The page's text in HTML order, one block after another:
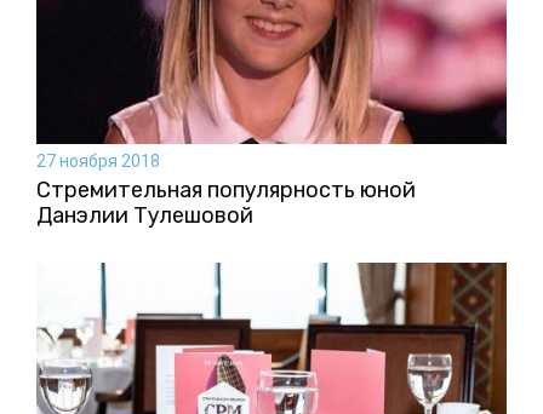
27 ноября 2018
Стремительная популярность юной
Данэлии Тулешовой